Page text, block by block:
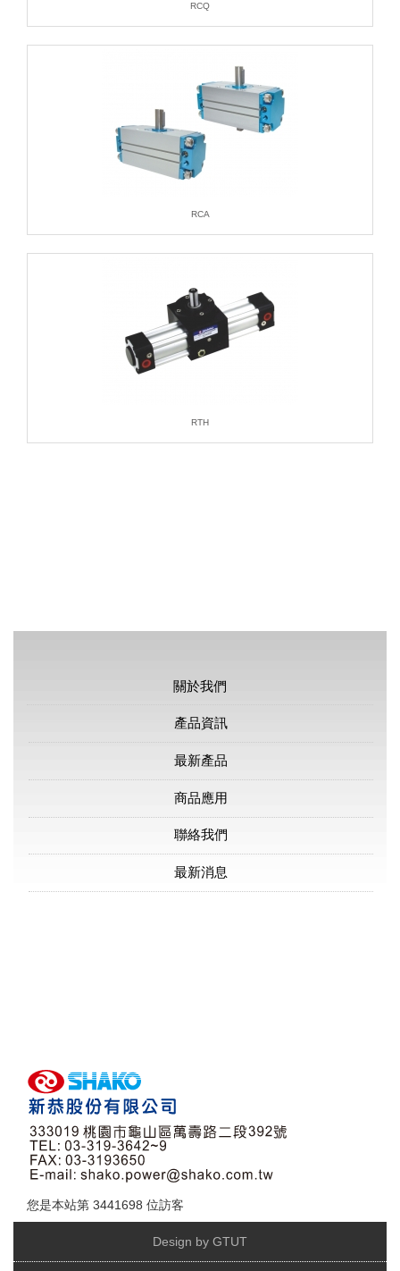
RCQ
RCA
RTH
關於我們
產品資訊
最新產品
商品應用
聯絡我們
最新消息
您是本站第 3441698 位訪客
Design by GTUT